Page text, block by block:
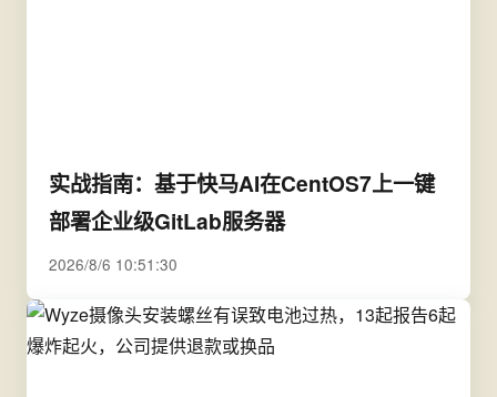
实战指南：基于快马AI在CentOS7上一键
部署企业级GitLab服务器
2026/8/6 10:51:30